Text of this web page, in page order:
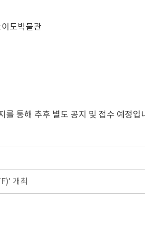
도박물관
를 통해 추후 별도 공지 및 접수 예정입
개최